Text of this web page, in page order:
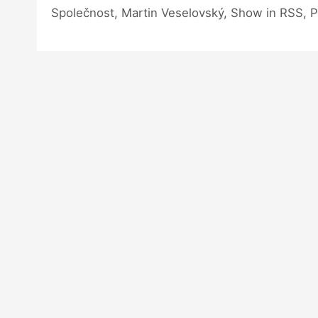
Společnost, Martin Veselovský, Show in RSS,